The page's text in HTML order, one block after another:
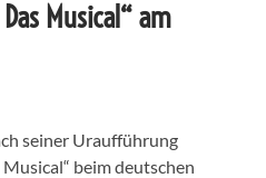
Musical“ am
seiner Uraufführung
beim deutschen